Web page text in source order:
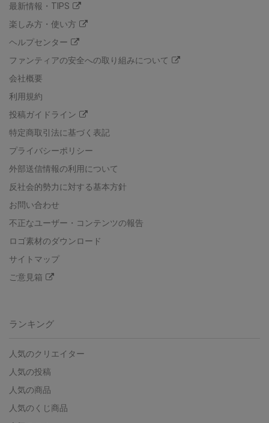
最新情報・TIPS
楽しみ方・使い方
ヘルプセンター
ファンティアの安全への取り組みについて
会社概要
利用規約
投稿ガイドライン
特定商取引法に基づく表記
プライバシーポリシー
外部送信情報の利用について
反社会的勢力に対する基本方針
お問い合わせ
不正なユーザー・コンテンツの報告
ロゴ素材のダウンロード
サイトマップ
ご意見箱
ランキング
人気のクリエイター
人気の投稿
人気の商品
人気のくじ商品